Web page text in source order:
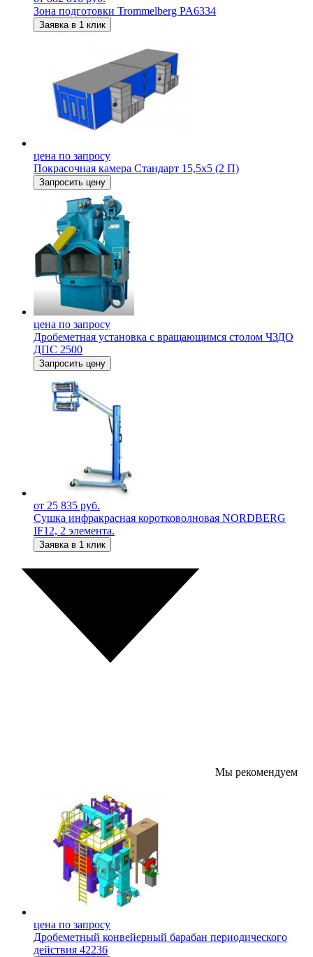
Зона подготовки Trommelberg PA6334
Заявка в 1 клик
цена по запросу
Покрасочная камера Стандарт 15,5х5 (2 П)
Запросить цену
цена по запросу
Дробеметная установка c вращающимся столом ЧЗДО
ДПС 2500
Запросить цену
от 25 835 руб.
Сушка инфракрасная коротковолновая NORDBERG
IF12, 2 элемента.
Заявка в 1 клик
Мы рекомендуем
цена по запросу
Дробеметный конвейерный барабан периодического
действия 42236